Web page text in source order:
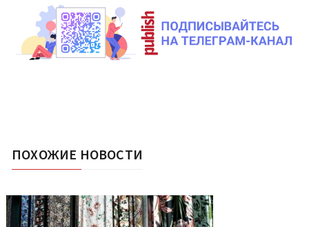
ПОХОЖИЕ НОВОСТИ